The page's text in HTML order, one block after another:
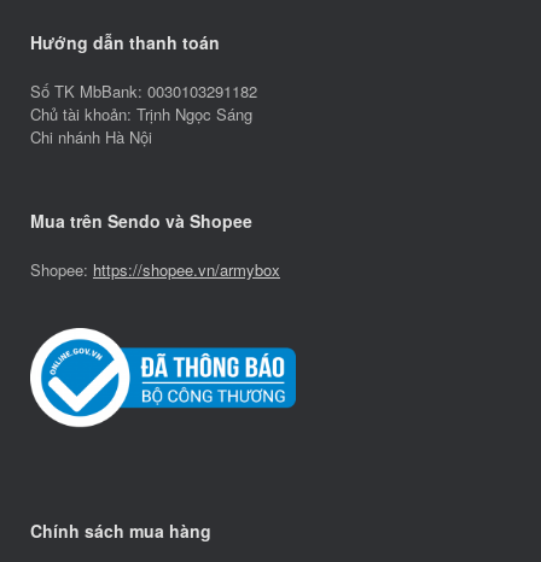
Hướng dẫn thanh toán
Số TK MbBank: 0030103291182
Chủ tài khoản: Trịnh Ngọc Sáng
Chi nhánh Hà Nội
Mua trên Sendo và Shopee
Shopee: https://shopee.vn/armybox
Chính sách mua hàng